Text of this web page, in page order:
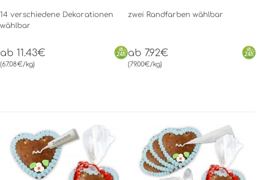
14 verschiedene Dekorationen
wählbar
ab 11.43€
(67.08€/kg)
zwei Randfarben wählbar
ab 7.92€
(79.00€/kg)